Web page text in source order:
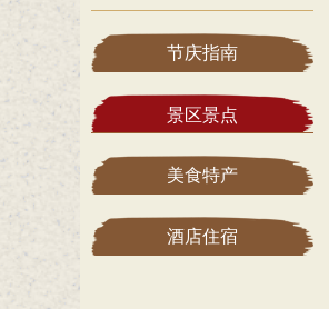
节庆指南
景区景点
美食特产
酒店住宿